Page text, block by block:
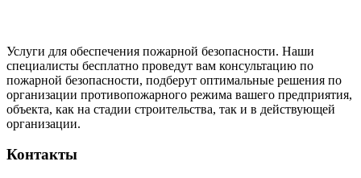
Услуги для обеспечения пожарной безопасности. Наши
специалисты бесплатно проведут вам консультацию по
пожарной безопасности, подберут оптимальные решения по
организации противопожарного режима вашего предприятия,
объекта, как на стадии строительства, так и в действующей
организации.
Контакты